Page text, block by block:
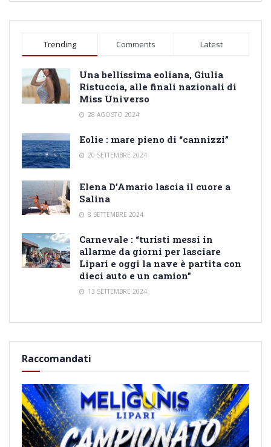
Trending Comments Latest
Una bellissima eoliana, Giulia
Ristuccia, alle finali nazionali di
Miss Universo
28 AGOSTO 2024
Eolie : mare pieno di “cannizzi”
20 SETTEMBRE 2024
Elena D’Amario lascia il cuore a
Salina
8 SETTEMBRE 2024
Carnevale : “turisti messi in
allarme da giorni per lasciare
Lipari e oggi la nave è partita con
dieci auto e un camion”
13 SETTEMBRE 2024
Raccomandati